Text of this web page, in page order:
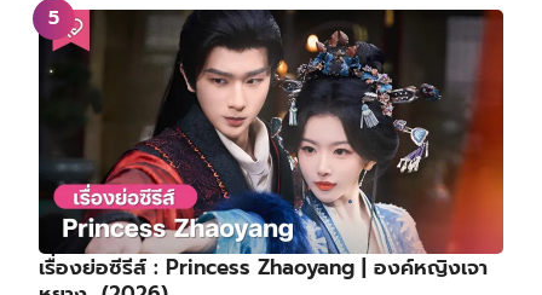
เรื่องย่อซีรีส์ : Princess Zhaoyang | องค์หญิงเจา